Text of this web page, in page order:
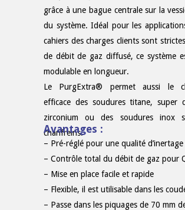
grâce à une bague centrale sur la
du système. Idéal pour les
cahiers des charges clients sont
de débit de gaz diffusé, ce système
modulable en longueur.
Le PurgExtra® permet aussi le
efficace des soudures titane, super
zirconium ou des soudures inox
chanfreins.
Avantages :
– Pré-réglé pour une qualité
– Contrôle total du débit de gaz pour
– Mise en place facile et rapide
– Flexible, il est utilisable dans les
– Passe dans les piquages de 70 mm